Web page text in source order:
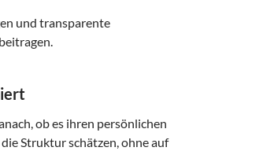
und transparente
ob es ihren persönlichen
Struktur schätzen, ohne auf